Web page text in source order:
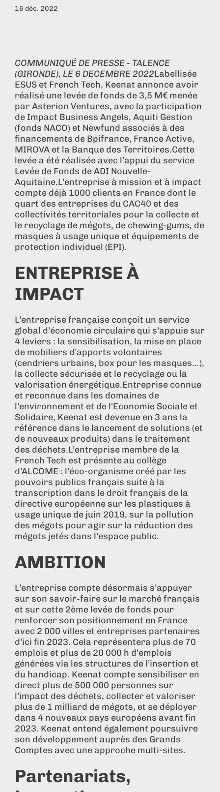
16 déc. 2022
COMMUNIQUÉ DE PRESSE - TALENCE
(GIRONDE), LE 6 DECEMBRE 2022Labellisée
ESUS et French Tech, Keenat annonce avoir
réalisé une levée de fonds de 3,5 M€ menée
par Asterion Ventures, avec la participation
de Impact Business Angels, Aquiti Gestion
(fonds NACO) et Newfund associés à des
financements de Bpifrance, France Active,
MIROVA et la Banque des Territoires.Cette
levée a été réalisée avec l’appui du service
Levée de Fonds de ADI Nouvelle-
Aquitaine.L’entreprise à mission et à impact
compte déjà 1000 clients en France dont le
quart des entreprises du CAC40 et des
collectivités territoriales pour la collecte et
le recyclage de mégots, de chewing-gums, de
masques à usage unique et équipements de
protection individuel (EPI).
ENTREPRISE À
IMPACT
L’entreprise française conçoit un service
global d’économie circulaire qui s’appuie sur
4 leviers : la sensibilisation, la mise en place
de mobiliers d’apports volontaires
(cendriers urbains, box pour les masques...),
la collecte sécurisée et le recyclage ou la
valorisation énergétique.Entreprise connue
et reconnue dans les domaines de
l’environnement et de l'Economie Sociale et
Solidaire, Keenat est devenue en 3 ans la
référence dans le lancement de solutions (et
de nouveaux produits) dans le traitement
des déchets.L’entreprise membre de la
French Tech est présente au collège
d’ALCOME : l’éco-organisme créé par les
pouvoirs publics français suite à la
transcription dans le droit français de la
directive européenne sur les plastiques à
usage unique de juin 2019, sur la pollution
des mégots pour agir sur la réduction des
mégots jetés dans l’espace public.
AMBITION
L’entreprise compte désormais s’appuyer
sur son savoir-faire sur le marché français
et sur cette 2ème levée de fonds pour
renforcer son positionnement en France
avec 2 000 villes et entreprises partenaires
d’ici fin 2023. Cela représentera plus de 70
emplois et plus de 20 000 h d’emplois
générées via les structures de l’insertion et
du handicap. Keenat compte sensibiliser en
direct plus de 500 000 personnes sur
l’impact des déchets, collecter et valoriser
plus de 1 milliard de mégots, et se déployer
dans 4 nouveaux pays européens avant fin
2023. Keenat entend également poursuivre
son développement auprès des Grands
Comptes avec une approche multi-sites.
Partenariats,